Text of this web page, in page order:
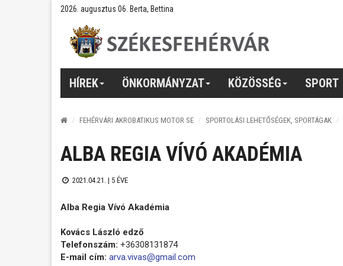
2026. augusztus 06. Berta, Bettina
HÍREK ÖNKORMÁNYZAT KÖZÖSSÉG SPORT
FEHÉRVÁRI AKROBATIKUS MOTOR SE SPORTOLÁSI LEHETŐSÉGEK, SPORTÁGAK
ALBA REGIA VÍVÓ AKADÉMIA
2021.04.21. | 5 ÉVE
Alba Regia Vívó Akadémia
Kovács László edző
Telefonszám: +36308131874
E-mail cím: arva.vivas@gmail.com